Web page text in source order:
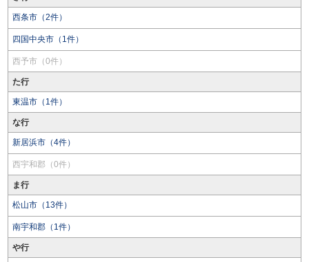
西条市（2件）
四国中央市（1件）
西予市（0件）
た行
東温市（1件）
な行
新居浜市（4件）
西宇和郡（0件）
ま行
松山市（13件）
南宇和郡（1件）
や行